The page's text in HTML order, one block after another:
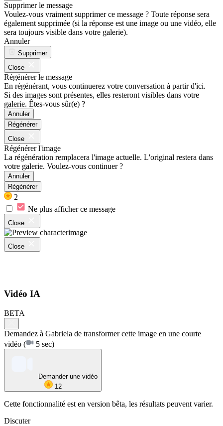
Supprimer le message
Voulez-vous vraiment supprimer ce message ? Toute réponse sera
également supprimée (si la réponse est une image ou une vidéo, elle
sera toujours visible dans votre galerie).
Annuler
Supprimer
Close
Régénérer le message
En régénérant, vous continuerez votre conversation à partir d'ici.
Si des images sont présentes, elles resteront visibles dans votre
galerie. Êtes-vous sûr(e) ?
Annuler
Régénérer
Close
Régénérer l'image
La régénération remplacera l'image actuelle. L'original restera dans
votre galerie. Voulez-vous continuer ?
Annuler
Régénérer
2
Ne plus afficher ce message
Close
Close
Vidéo IA
BETA
Demandez à Gabriela de transformer cette image en une courte
vidéo ( 5 sec)
Demander une vidéo
12
Cette fonctionnalité est en version bêta, les résultats peuvent varier.
Discuter